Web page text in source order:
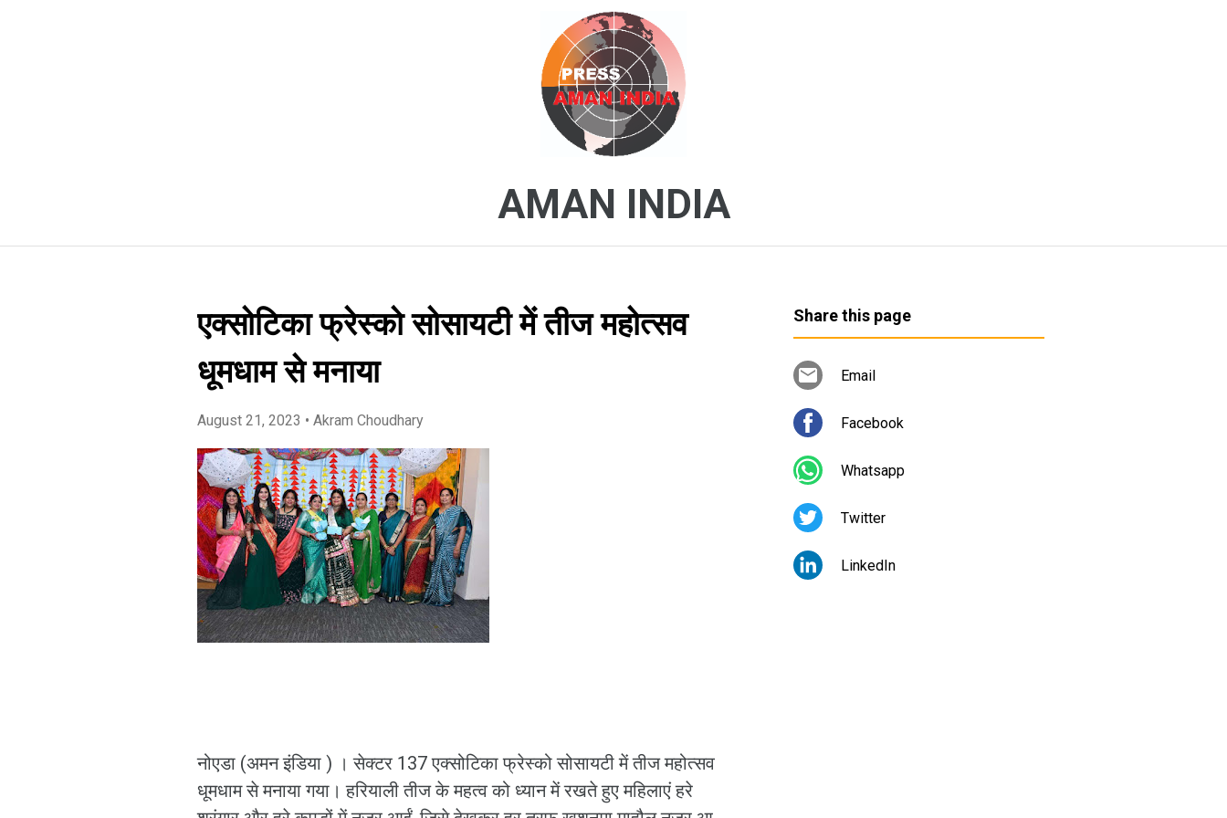
AMAN INDIA
एक्सोटिका फ्रेस्को सोसायटी में तीज महोत्सव
धूमधाम से मनाया
August 21, 2023 • Akram Choudhary
नोएडा (अमन इंडिया ) । सेक्टर 137 एक्सोटिका फ्रेस्को सोसायटी में तीज महोत्सव
धूमधाम से मनाया गया। हरियाली तीज के महत्व को ध्यान में रखते हुए महिलाएं हरे
Share this page
Email
Facebook
Whatsapp
Twitter
LinkedIn